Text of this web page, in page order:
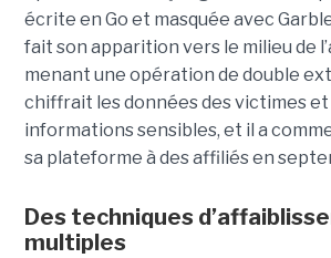
écrite en Go et masquée avec
fait son apparition vers le milieu de
menant une opération de double
chiffrait les données des victimes
informations sensibles, et il a
sa plateforme à des affiliés en
Des techniques
multiples